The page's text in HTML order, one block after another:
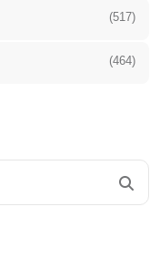
(517)
(464)